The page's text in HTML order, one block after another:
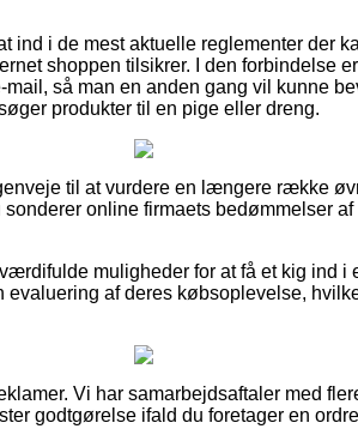
ind i de mest aktuelle reglementer der
shoppen tilsikrer. I den forbindelse
så man en anden gang vil kunne
produkter til en pige eller dreng.
til at vurdere en længere række
online firmaets bedømmelser
muligheder for at få et kig ind i
af deres købsoplevelse,
Vi har samarbejdsaftaler med
godtgørelse ifald du foretager en